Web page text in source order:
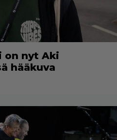
on nyt Aki
hääkuva